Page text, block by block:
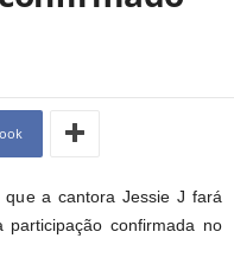
a cantora Jessie J fará
confirmada no